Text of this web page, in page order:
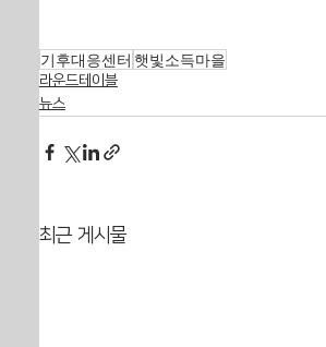
기후대응센터 햇빛소득마을
라운드테이블
뉴스
최근 게시물